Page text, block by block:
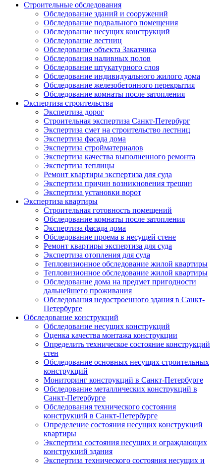
Строительные обследования
Обследование зданий и сооружений
Обследование подвального помещения
Обследование несущих конструкций
Обследование лестниц
Обследование объекта Заказчика
Обследования наливных полов
Обследование штукатурного слоя
Обследование индивидуального жилого дома
Обследование железобетонного перекрытия
Обследование комнаты после затопления
Экспертиза строительства
Экспертиза дорог
Строительная экспертиза Санкт-Петербург
Экспертиза смет на строительство лестниц
Экспертиза фасада дома
Экспертиза стройматериалов
Экспертиза качества выполненного ремонта
Экспертиза теплицы
Ремонт квартиры экспертиза для суда
Экспертиза причин возникновения трещин
Экспертиза установки ворот
Экспертиза квартиры
Строительная готовность помещений
Обследование комнаты после затопления
Экспертиза фасада дома
Обследование проема в несущей стене
Ремонт квартиры экспертиза для суда
Экспертиза отопления для суда
Тепловизионное обследование жилой квартиры
Тепловизионное обследование жилой квартиры
Обследование дома на предмет пригодности
дальнейшего проживания
Обследования недостроенного здания в Санкт-
Петербурге
Обследование конструкций
Обследование несущих конструкций
Оценка качества монтажа конструкции
Определить техническое состояние конструкций
стен
Обследование основных несущих строительных
конструкций
Мониторинг конструкций в Санкт-Петербурге
Обследование металлических конструкций в
Санкт-Петербурге
Обследования технического состояния
конструкций в Санкт-Петербурге
Определение состояния несущих конструкций
квартиры
Экспертиза состояния несущих и ограждающих
конструкций здания
Экспертиза технического состояния несущих и